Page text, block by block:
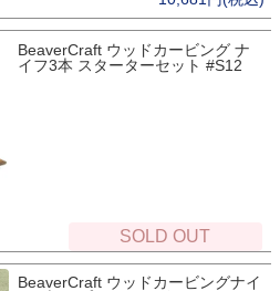
BeaverCraft ウッドカービング ナ
イフ3本 スターターセット #S12
SOLD OUT
BeaverCraft ウッドカービングナイ